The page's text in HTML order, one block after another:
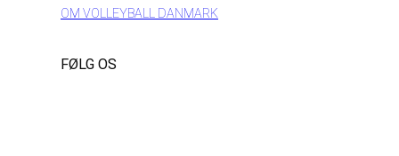
OM VOLLEYBALL DANMARK
FØLG OS